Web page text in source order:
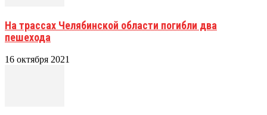
На трассах Челябинской области погибли два
пешехода
16 октября 2021